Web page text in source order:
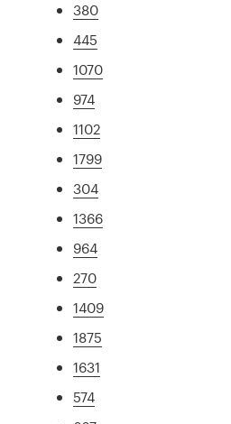
380
445
1070
974
1102
1799
304
1366
964
270
1409
1875
1631
574